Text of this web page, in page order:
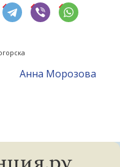
Анна Морозова